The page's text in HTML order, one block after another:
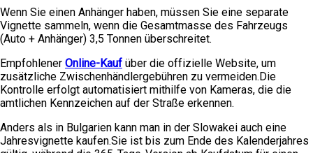
Wenn Sie einen Anhänger haben, müssen Sie eine separate
Vignette sammeln, wenn die Gesamtmasse des Fahrzeugs
(Auto + Anhänger) 3,5 Tonnen überschreitet.
Empfohlener Online-Kauf über die offizielle Website, um
zusätzliche Zwischenhändlergebühren zu vermeiden.Die
Kontrolle erfolgt automatisiert mithilfe von Kameras, die die
amtlichen Kennzeichen auf der Straße erkennen.
Anders als in Bulgarien kann man in der Slowakei auch eine
Jahresvignette kaufen.Sie ist bis zum Ende des Kalenderjahres